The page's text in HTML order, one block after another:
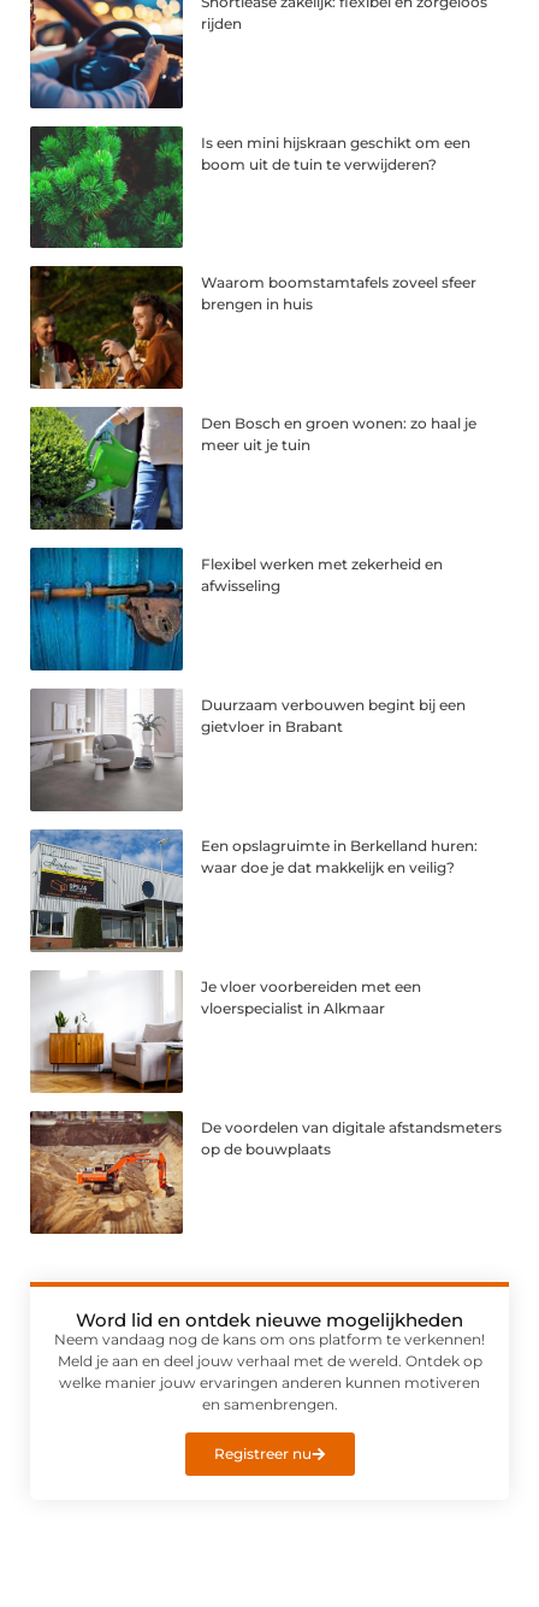
rijden
Is een mini hijskraan geschikt om een
boom uit de tuin te verwijderen?
Waarom boomstamtafels zoveel sfeer
brengen in huis
Den Bosch en groen wonen: zo haal je
meer uit je tuin
Flexibel werken met zekerheid en
afwisseling
Duurzaam verbouwen begint bij een
gietvloer in Brabant
Een opslagruimte in Berkelland huren:
waar doe je dat makkelijk en veilig?
Je vloer voorbereiden met een
vloerspecialist in Alkmaar
De voordelen van digitale afstandsmeters
op de bouwplaats
Word lid en ontdek nieuwe mogelijkheden
Neem vandaag nog de kans om ons platform te verkennen!
Meld je aan en deel jouw verhaal met de wereld. Ontdek op
welke manier jouw ervaringen anderen kunnen motiveren
en samenbrengen.
Registreer nu